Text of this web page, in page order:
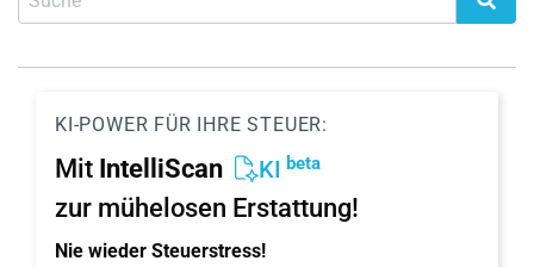
KI-POWER FÜR IHRE STEUER:
Mit IntelliScan KI beta
zur mühelosen Erstattung!
Nie wieder Steuerstress!